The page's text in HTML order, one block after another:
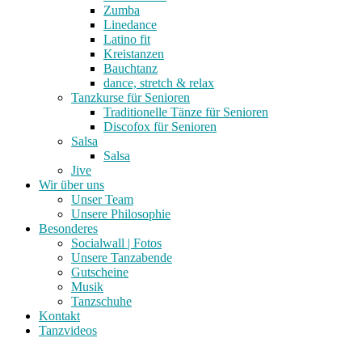
Zumba
Linedance
Latino fit
Kreistanzen
Bauchtanz
dance, stretch & relax
Tanzkurse für Senioren
Traditionelle Tänze für Senioren
Discofox für Senioren
Salsa
Salsa
Jive
Wir über uns
Unser Team
Unsere Philosophie
Besonderes
Socialwall | Fotos
Unsere Tanzabende
Gutscheine
Musik
Tanzschuhe
Kontakt
Tanzvideos